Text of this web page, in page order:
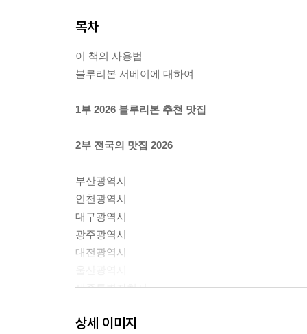
목차
이 책의 사용법
블루리본 서베이에 대하여
1부 2026 블루리본 추천 맛집
2부 전국의 맛집 2026
부산광역시
인천광역시
대구광역시
광주광역시
대전광역시
세종특별자치시
강원특별자치도
상세 이미지